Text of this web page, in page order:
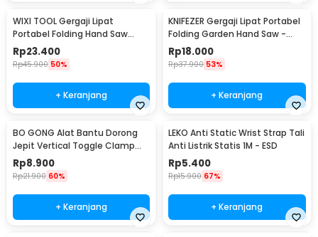
WIXI TOOL Gergaji Lipat
Portabel Folding Hand Saw
39cm - JSZ-002
Rp23.400
Rp45.900 50%
+ Keranjang
KNIFEZER Gergaji Lipat Portabel
Folding Garden Hand Saw -
LA145
Rp18.000
Rp37.900 53%
+ Keranjang
BO GONG Alat Bantu Dorong
Jepit Vertical Toggle Clamp
Hold Down Handle - GH-13009
Rp8.900
Rp21.900 60%
+ Keranjang
LEKO Anti Static Wrist Strap Tali
Anti Listrik Statis 1M - ESD
Rp5.400
Rp15.900 67%
+ Keranjang